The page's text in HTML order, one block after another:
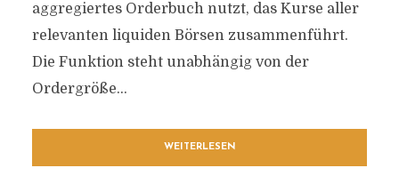
aggregiertes Orderbuch nutzt, das Kurse aller
relevanten liquiden Börsen zusammenführt.
Die Funktion steht unabhängig von der
Ordergröße...
WEITERLESEN